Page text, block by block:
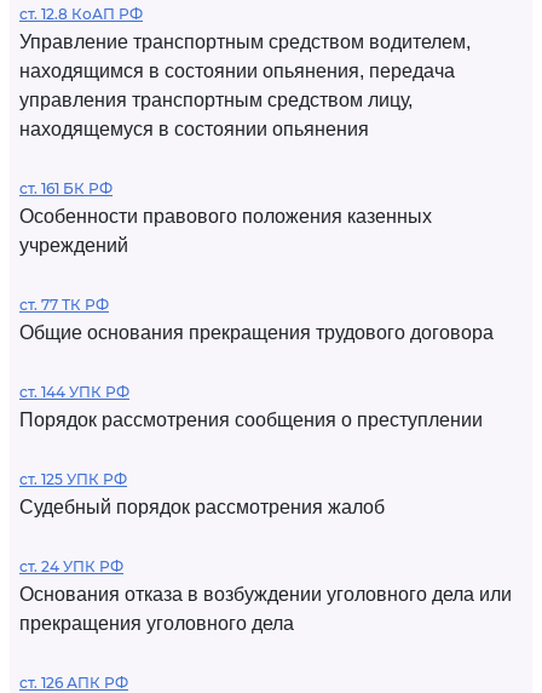
ст. 12.8 КоАП РФ
Управление транспортным средством водителем,
находящимся в состоянии опьянения, передача
управления транспортным средством лицу,
находящемуся в состоянии опьянения
ст. 161 БК РФ
Особенности правового положения казенных
учреждений
ст. 77 ТК РФ
Общие основания прекращения трудового договора
ст. 144 УПК РФ
Порядок рассмотрения сообщения о преступлении
ст. 125 УПК РФ
Судебный порядок рассмотрения жалоб
ст. 24 УПК РФ
Основания отказа в возбуждении уголовного дела или
прекращения уголовного дела
ст. 126 АПК РФ